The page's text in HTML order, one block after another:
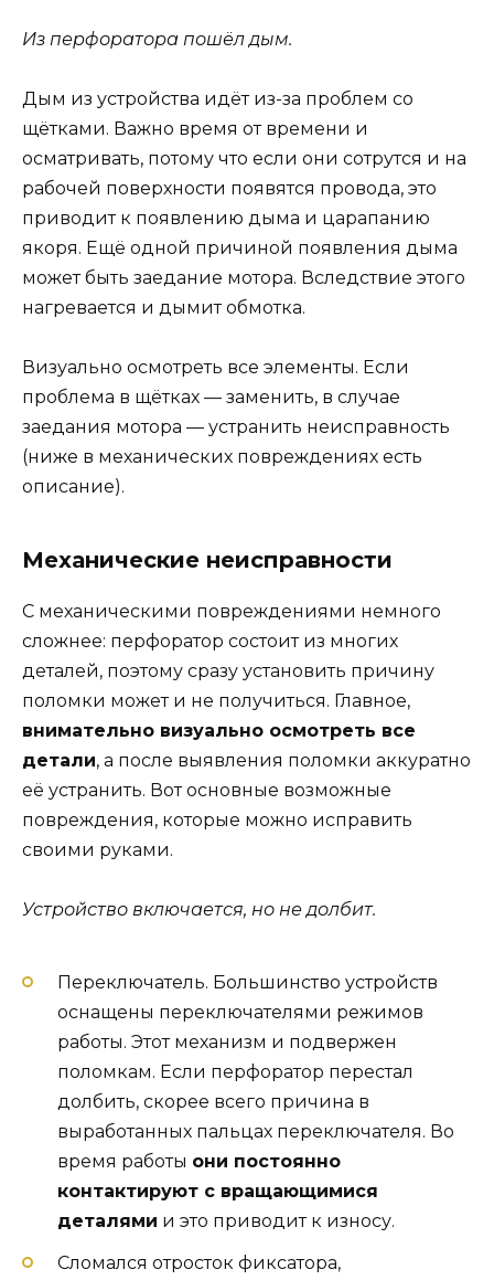
Из перфоратора пошёл дым.
Дым из устройства идёт из-за проблем со
щётками. Важно время от времени и
осматривать, потому что если они сотрутся и на
рабочей поверхности появятся провода, это
приводит к появлению дыма и царапанию
якоря. Ещё одной причиной появления дыма
может быть заедание мотора. Вследствие этого
нагревается и дымит обмотка.
Визуально осмотреть все элементы. Если
проблема в щётках — заменить, в случае
заедания мотора — устранить неисправность
(ниже в механических повреждениях есть
описание).
Механические неисправности
С механическими повреждениями немного
сложнее: перфоратор состоит из многих
деталей, поэтому сразу установить причину
поломки может и не получиться. Главное,
внимательно визуально осмотреть все
детали, а после выявления поломки аккуратно
её устранить. Вот основные возможные
повреждения, которые можно исправить
своими руками.
Устройство включается, но не долбит.
Переключатель. Большинство устройств
оснащены переключателями режимов
работы. Этот механизм и подвержен
поломкам. Если перфоратор перестал
долбить, скорее всего причина в
выработанных пальцах переключателя. Во
время работы они постоянно
контактируют с вращающимися
деталями и это приводит к износу.
Сломался отросток фиксатора,